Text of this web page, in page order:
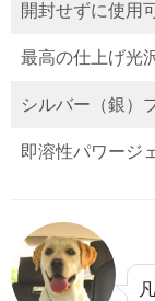
開封せずに使用
最高の仕上げ光
シルバー（銀）
即溶性パワージ